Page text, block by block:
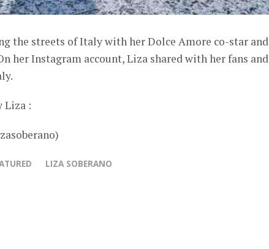
the streets of Italy with her Dolce Amore co-star and
her Instagram account, Liza shared with her fans and
Liza :
LIZA SOBERANO